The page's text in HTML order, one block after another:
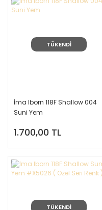
TÜKENDİ
İma Iborn 118F Shallow 004
Suni Yem
1.700,00 TL
TÜKENDİ